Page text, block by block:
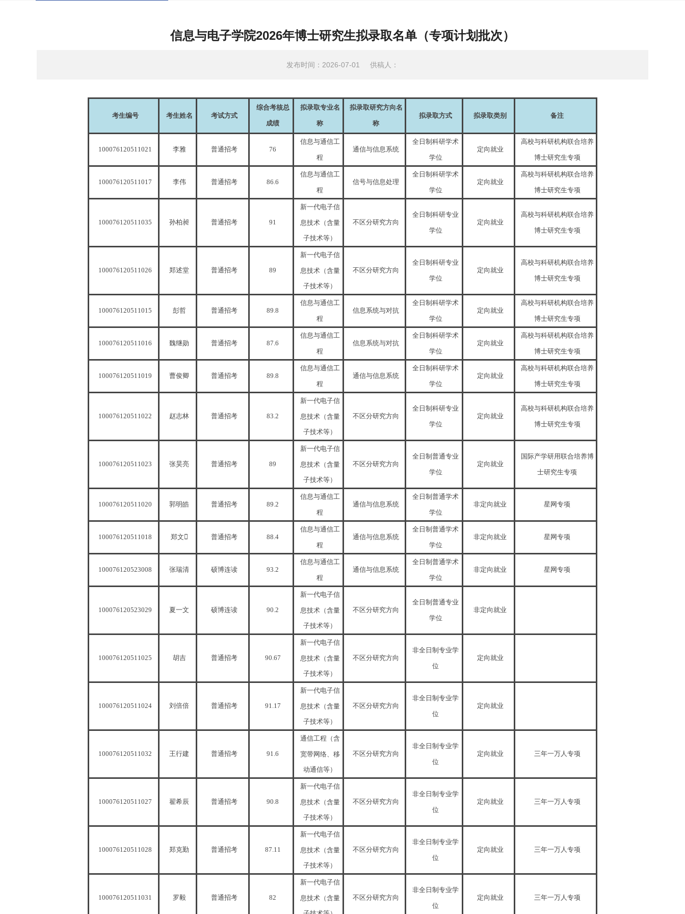
信息与电子学院2026年博士研究生拟录取名单（专项计划批次）
发布时间：2026-07-01 供稿人：
考生编号 考生姓名 考试方式
综合考核总
成绩
拟录取专业名
称
拟录取研究方向名
称
拟录取方式 拟录取类别 备注
100076120511021 李雅 普通招考 76
信息与通信工
程
通信与信息系统
全日制科研学术
学位
定向就业
高校与科研机构联合培养
博士研究生专项
100076120511017 李伟 普通招考 86.6
信息与通信工
程
信号与信息处理
全日制科研学术
学位
定向就业
高校与科研机构联合培养
博士研究生专项
100076120511035 孙柏昶 普通招考 91
新一代电子信
息技术（含量
子技术等）
不区分研究方向
全日制科研专业
学位
定向就业
高校与科研机构联合培养
博士研究生专项
100076120511026 郑述堂 普通招考 89
新一代电子信
息技术（含量
子技术等）
不区分研究方向
全日制科研专业
学位
定向就业
高校与科研机构联合培养
博士研究生专项
100076120511015 彭哲 普通招考 89.8
信息与通信工
程
信息系统与对抗
全日制科研学术
学位
定向就业
高校与科研机构联合培养
博士研究生专项
100076120511016 魏继勋 普通招考 87.6
信息与通信工
程
信息系统与对抗
全日制科研学术
学位
定向就业
高校与科研机构联合培养
博士研究生专项
100076120511019 曹俊卿 普通招考 89.8
信息与通信工
程
通信与信息系统
全日制科研学术
学位
定向就业
高校与科研机构联合培养
博士研究生专项
100076120511022 赵志林 普通招考 83.2
新一代电子信
息技术（含量
子技术等）
不区分研究方向
全日制科研专业
学位
定向就业
高校与科研机构联合培养
博士研究生专项
100076120511023 张昊亮 普通招考 89
新一代电子信
息技术（含量
子技术等）
不区分研究方向
全日制普通专业
学位
定向就业
国际产学研用联合培养博
士研究生专项
100076120511020 郭明皓 普通招考 89.2
信息与通信工
程
通信与信息系统
全日制普通学术
学位
非定向就业 星网专项
100076120511018 郑文 普通招考 88.4
信息与通信工
程
通信与信息系统
全日制普通学术
学位
非定向就业 星网专项
100076120523008 张瑞清 硕博连读 93.2
信息与通信工
程
通信与信息系统
全日制普通学术
学位
非定向就业 星网专项
100076120523029 夏一文 硕博连读 90.2
新一代电子信
息技术（含量
子技术等）
不区分研究方向
全日制普通专业
学位
非定向就业
100076120511025 胡吉 普通招考 90.67
新一代电子信
息技术（含量
子技术等）
不区分研究方向
非全日制专业学
位
定向就业
100076120511024 刘倍倍 普通招考 91.17
新一代电子信
息技术（含量
子技术等）
不区分研究方向
非全日制专业学
位
定向就业
100076120511032 王行建 普通招考 91.6
通信工程（含
宽带网络、移
动通信等）
不区分研究方向
非全日制专业学
位
定向就业 三年一万人专项
100076120511027 翟希辰 普通招考 90.8
新一代电子信
息技术（含量
子技术等）
不区分研究方向
非全日制专业学
位
定向就业 三年一万人专项
100076120511028 郑克勤 普通招考 87.11
新一代电子信
息技术（含量
子技术等）
不区分研究方向
非全日制专业学
位
定向就业 三年一万人专项
100076120511031 罗毅 普通招考 82
新一代电子信
息技术（含量 不区分研究方向
非全日制专业学
位
定向就业 三年一万人专项